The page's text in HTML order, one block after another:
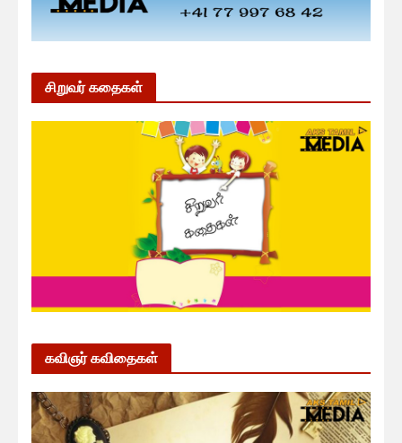
சிறுவர் கதைகள்
கவிஞர் கவிதைகள்